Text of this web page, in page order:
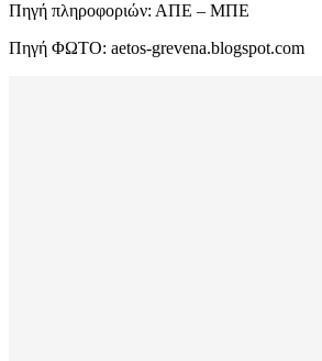
Πηγή πληροφοριών: ΑΠΕ – ΜΠΕ
Πηγή ΦΩΤΟ: aetos-grevena.blogspot.com